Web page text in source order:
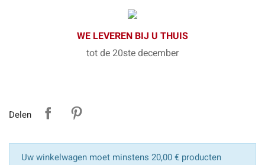
WE LEVEREN BIJ U THUIS
tot de 20ste december
Delen
Uw winkelwagen moet minstens 20,00 € producten